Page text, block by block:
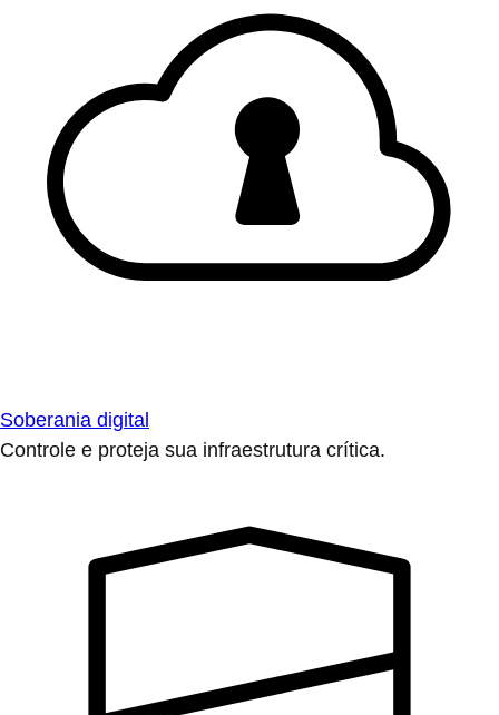
Soberania digital
Controle e proteja sua infraestrutura crítica.